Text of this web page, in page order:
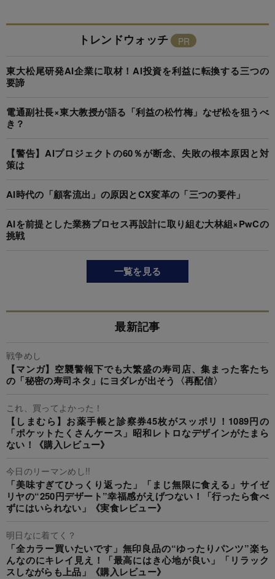
トレンドウォッチ
東大松尾研発AI企業に取材！AI投資を利益に転換する三つの
要諦
電通副社長×東大教授が語る「利益の松竹梅」なぜ松を狙うべ
き？
【警告】AIプロジェクトの60％が断念、失敗の根本原因と対
策は
AI時代の「顧客流出」の原因とCX変革の「三つの要件」
AIを前提とした業務プロセス再設計に取り組む大林組×PwCの
挑戦
一覧を見る
最新記事
戦争めし
【マンガ】空襲警報下でも大繁盛の寿司店、集まった客たち
の「秘密の寿司ネタ」にヨダレが出そう〈再配信〉
これ、買ってよかった！
【しまむら】お薬手帳と診察券45枚がスッポリ！1089円の
「ポケットたくさんケース」昭和レトロなデザインがたまら
ない！《購入レビュー》
今日のリーマンめし!!
「美味すぎてひっくり返った」「まじ無限に食える」サイゼ
リヤの“250円デザート”幸福感がえげつない！「行ったら食べ
ずにはいられない」《実食レビュー》
明日なに着てく？
「全カラー買いたいです」無印良品の“ゆったりパンツ”楽ち
んなのにキレイ見え！「最高にはき心地が良い」「リラック
スしながらも上品」《購入レビュー》